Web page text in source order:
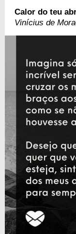
Calor do teu
Vinícius de